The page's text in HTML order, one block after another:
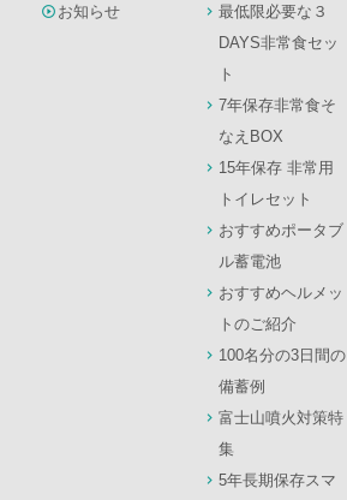
お知らせ
最低限必要な３
DAYS非常食セッ
ト
7年保存非常食そ
なえBOX
15年保存 非常用
トイレセット
おすすめポータブ
ル蓄電池
おすすめヘルメッ
トのご紹介
100名分の3日間の
備蓄例
富士山噴火対策特
集
5年長期保存スマ